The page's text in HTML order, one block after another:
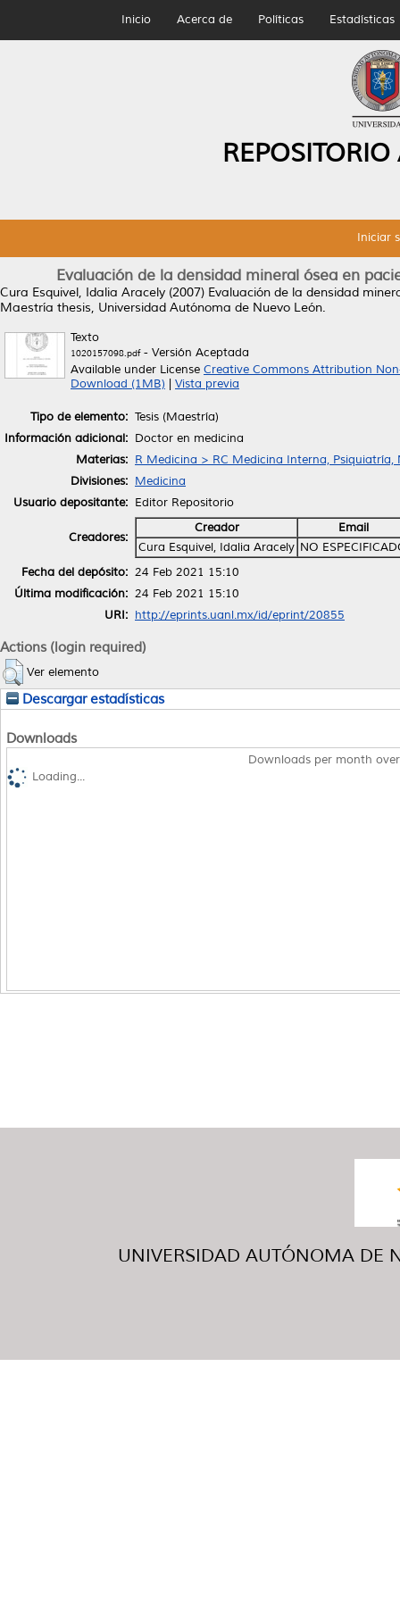
Inicio Acerca de Políticas Estadísticas
Iniciar
Evaluación de la densidad mineral ósea en
Cura Esquivel, Idalia Aracely (2007) Evaluación de la densidad
Maestría thesis, Universidad Autónoma de Nuevo León.
Texto
1020157098.pdf- Versión Aceptada
Available under License Creative Commons Attribution
Download (1MB)
Vista previa
Tipo de elemento: Tesis (Maestría)
Información adicional: Doctor en medicina
Materias: R Medicina > RC Medicina Interna, Psiquiatría,
Divisiones: Medicina
Usuario depositante: Editor Repositorio
Creadores:
Creador
Email
Cura Esquivel, Idalia Aracely NO
Fecha del depósito: 24 Feb 2021 15:10
Última modificación: 24 Feb 2021 15:10
URI: http://eprints.uanl.mx/id/eprint/20855
Actions (login required)
Ver elemento
Descargar estadísticas
Downloads
Downloads per month
Loading...
UNIVERSIDAD AUTÓNOMA DE